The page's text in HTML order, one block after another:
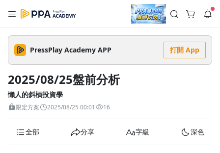
註冊領取 上千元優惠券！
公告
🌞 PPA 避暑津貼．冷氣房升級｜期間快閃活動
2% 點數回饋！🚀 酷暑來襲．偷偷在冷氣房升級 📈⭐️ 【冷氣房
進修 限時開跑】◾單筆滿 NT$2,500 現折 NT$300◾活動期間：
即日起 - 8/13（只有一週）-📣 酷暑季好康 \ 再加碼 /→ 點數回饋
無上限🔥購買任一課程 or 訂閱✅ 消費即享回饋 1% 點數✅ 滿
$5,000 回饋 2% 點數🎁 此為 PPA 官方帳號 Line@ 專屬活動，加
4 天前
查看全部
PressPlay Academy APP 打開 App
2025/08/25盤前分析
懶人的斜槓投資學
限定方案 2025/08/25 00:01 16
全部 分享 字級 深色
--:-- --:--
播放速度
追蹤列表 播放清單